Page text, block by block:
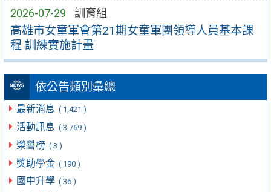
2026-07-29 訓育組
高雄市女童軍會第21期女童軍團領導人員基本課
程 訓練實施計畫
依公告類別彙總
最新消息 ( 1,421 )
活動訊息 ( 3,769 )
榮譽榜 ( 3 )
獎助學金 ( 190 )
國中升學 ( 36 )